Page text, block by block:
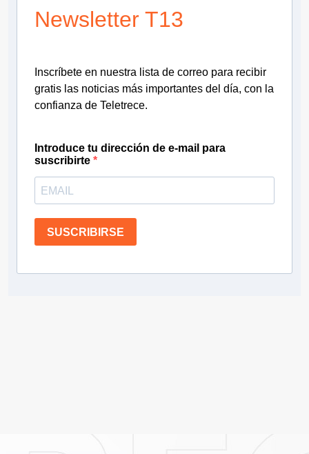
Newsletter T13
Inscríbete en nuestra lista de correo para recibir
gratis las noticias más importantes del día, con la
confianza de Teletrece.
Introduce tu dirección de e-mail para
suscribirte
SUSCRIBIRSE